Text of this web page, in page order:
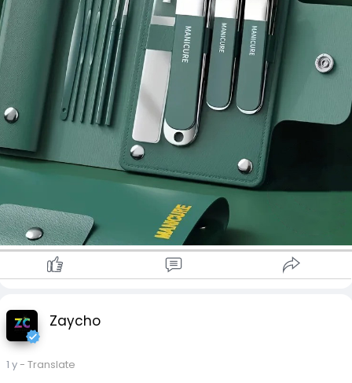
မဏိမတင်
Elegant Mint Green Leather Case – လှပပြီး ချောမွေ့သော
ထည်
Mini Size ဖြစ်၍ ခရီးသွားအိတ်ထဲထည့်ရလွယ်
Human Body Design အတိုင်း ထိတွေ့ဖူးမြှုပ်မှုကောင်းမွန်
ကိုယ်တိုင်သုံးဖို့ပဲဖြစ်ဖြစ်၊ လက်ဆောင်ပေးဖို့ပဲဖြစ်ဖြစ် အထူး
င့်တော်ပါတယ်။
လက်သည်းညှပ်ခြင်း၊ အရေပြားဖယ်ရှားခြင်း၊ နားသန့်စင်ခြင်း
ထိ တစ်ခုတည်းနဲ့ ပြီးမြောက်စေတဲ့ All-in-One Set
ခရီးသွားသူများအတွက် အထူးသင့်လျော်
လှပပြီး Professional ဖြစ်တဲ့ Look
#shop,#kbzmarketplace,#uab
market , Page chat
မှ တစ်နိုင်ငံလုံးသို့ အိမ်အရောက်ငွေခြေ. Banking တို့ဖြင့်
ြိုက်နှစ်သက်ရာရွေးခြယ် ဝယ်ယူနိုင်ပါသည်။
န်း၀၉၈၉၄၂၇၃၉၁၁ . အမှတ် ၂၈. သိန္ဒီလမ်း. သီတာရပ်ကွက်. ကြည့်
ြင်တိုင်.ရန်ကုန်မြို. ဆိုင်တွင်လာရောက်လေ့လာဝယ်ယူလိုသူများ ဖုန်း
shop/zaycho
**#manicureset
Zaycho
1 y- Translate